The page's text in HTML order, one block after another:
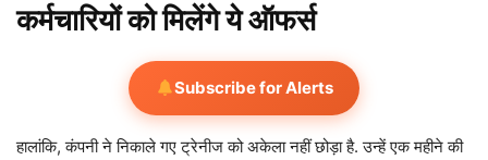
कर्मचारियों को मिलेंगे ये ऑफर्स
Subscribe for Alerts
हालांकि, कंपनी ने निकाले गए ट्रेनीज को अकेला नहीं छोड़ा है. उन्हें एक महीने की